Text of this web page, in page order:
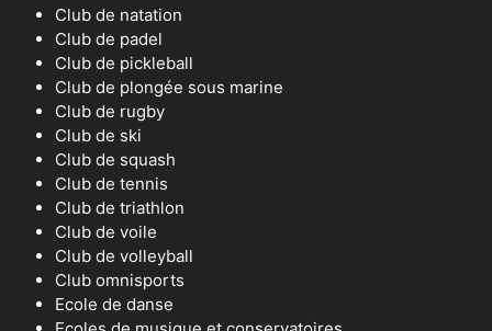
Club de natation
Club de padel
Club de pickleball
Club de plongée sous marine
Club de rugby
Club de ski
Club de squash
Club de tennis
Club de triathlon
Club de voile
Club de volleyball
Club omnisports
Ecole de danse